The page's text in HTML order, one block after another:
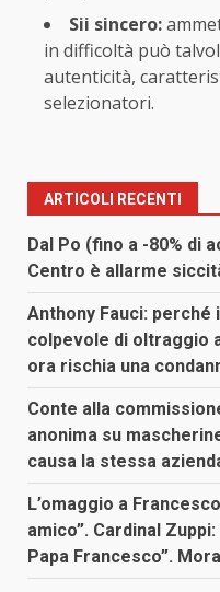
Sii sincero:
in difficoltà può
autenticità,
selezionatori.
ARTICOLI RECENTI
Dal Po (fino a -80% di
Centro è allarme
Anthony Fauci: perché
colpevole di oltraggio
ora rischia una
Conte alla
anonima su
causa la stessa
L’omaggio a
amico”. Cardinal
Papa Francesco”.